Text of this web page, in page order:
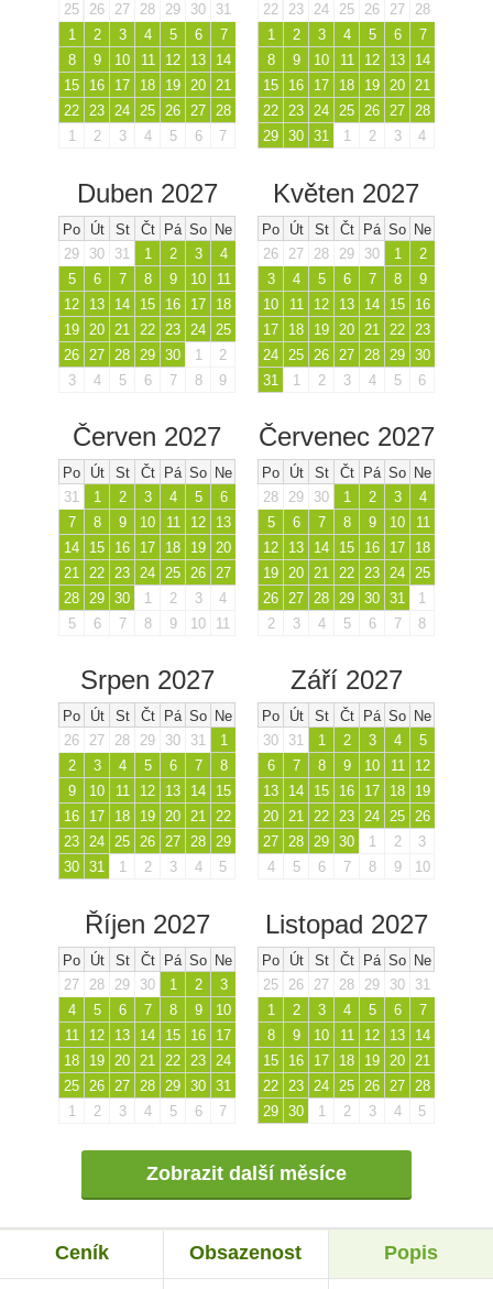
25
26 27 28 29 30
31
1
2 3 4 5 6
7
8
9 10 11 12 13
14
15
16 17 18 19 20 21
22 23 24 25 26 27 28
1
2 3 4 5 6 7
22
23 24 25 26 27
28
1
2 3 4 5 6
7
8
9 10 11 12 13
14
15
16 17 18 19 20 21
22 23 24 25 26 27 28
29 30 31 1 2 3 4
Duben 2027
Po Út St Čt Pá So Ne
29
30 31 1 2 3
4
5
6 7 8 9 10
11
12
13 14 15 16 17
18
19
20 21 22 23 24
25
26
27 28 29 30 1
2
3
4 5 6 7 8 9
Květen 2027
Po Út St Čt Pá So Ne
26
27 28 29 30 1
2
3
4 5 6 7 8
9
10
11 12 13 14 15
16
17
18 19 20 21 22
23
24
25 26 27 28 29 30
31
1 2 3 4 5 6
Červen 2027
Po Út St Čt Pá So Ne
31
1 2 3 4 5
6
7
8 9 10 11 12
13
14
15 16 17 18 19 20
21 22 23 24 25 26 27
28 29 30 1 2 3
4
5
6 7 8 9 10 11
Červenec 2027
Po Út St Čt Pá So Ne
28
29 30 1 2 3
4
5
6 7 8 9 10
11
12
13 14 15 16 17
18
19 20 21 22 23 24 25
26 27 28 29 30 31
1
2
3 4 5 6 7 8
Srpen 2027
Po Út St Čt Pá So Ne
26
27 28 29 30 31
1
2
3 4 5 6 7
8
9
10 11 12 13 14
15
16
17 18 19 20 21 22
23 24 25 26 27 28 29
30 31 1 2 3 4 5
Září 2027
Po Út St Čt Pá So Ne
30
31 1 2 3 4
5
6
7 8 9 10 11
12
13
14 15 16 17 18
19
20 21 22 23 24 25 26
27 28 29 30 1 2
3
4
5 6 7 8 9 10
Říjen 2027
Po Út St Čt Pá So Ne
27
28 29 30 1 2
3
4
5 6 7 8 9
10
11
12 13 14 15 16
17
18
19 20 21 22 23
24
25
26 27 28 29 30 31
1
2 3 4 5 6 7
Listopad 2027
Po Út St Čt Pá So Ne
25
26 27 28 29 30
31
1
2 3 4 5 6
7
8
9 10 11 12 13
14
15
16 17 18 19 20
21
22
23 24 25 26 27
28
29 30 1 2 3 4 5
Zobrazit další měsíce
Ceník Obsazenost Popis